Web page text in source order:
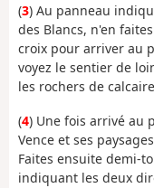
(3) Au panneau
des Blancs, n'en
croix pour arriver au
voyez le sentier de
les rochers de
(4) Une fois arrivé au
Vence et ses
Faites ensuite demi-
indiquant les deux